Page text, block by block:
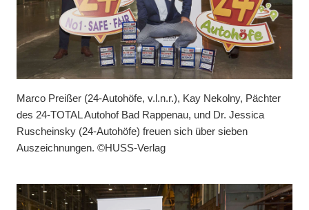
Marco Preißer (24-Autohöfe, v.l.n.r.), Kay Nekolny, Pächter
des 24-TOTAL Autohof Bad Rappenau, und Dr. Jessica
Ruscheinsky (24-Autohöfe) freuen sich über sieben
Auszeichnungen. ©HUSS-Verlag